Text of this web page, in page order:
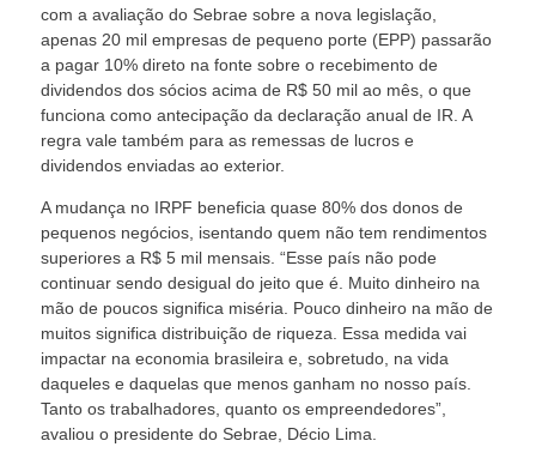
com a avaliação do Sebrae sobre a nova legislação,
apenas 20 mil empresas de pequeno porte (EPP) passarão
a pagar 10% direto na fonte sobre o recebimento de
dividendos dos sócios acima de R$ 50 mil ao mês, o que
funciona como antecipação da declaração anual de IR. A
regra vale também para as remessas de lucros e
dividendos enviadas ao exterior.
A mudança no IRPF beneficia quase 80% dos donos de
pequenos negócios, isentando quem não tem rendimentos
superiores a R$ 5 mil mensais. “Esse país não pode
continuar sendo desigual do jeito que é. Muito dinheiro na
mão de poucos significa miséria. Pouco dinheiro na mão de
muitos significa distribuição de riqueza. Essa medida vai
impactar na economia brasileira e, sobretudo, na vida
daqueles e daquelas que menos ganham no nosso país.
Tanto os trabalhadores, quanto os empreendedores”,
avaliou o presidente do Sebrae, Décio Lima.